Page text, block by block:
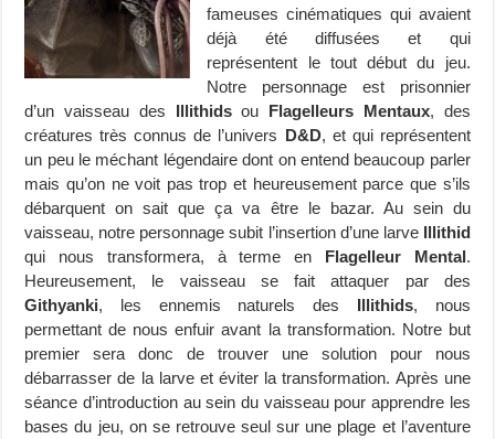
fameuses cinématiques qui avaient
déjà été diffusées et qui
représentent le tout début du jeu.
Notre personnage est prisonnier
d’un vaisseau des Illithidsou Flagelleurs Mentaux, des
créatures très connus de l’univers D&D, et qui représentent
un peu le méchant légendaire dont on entend beaucoup parler
mais qu’on ne voit pas trop et heureusement parce que s’ils
débarquent on sait que ça va être le bazar. Au sein du
vaisseau, notre personnage subit l’insertion d’une larve Illithid
qui nous transformera, à terme en Flagelleur Mental.
Heureusement, le vaisseau se fait attaquer par des
Githyanki, les ennemis naturels des Illithids, nous
permettant de nous enfuir avant la transformation. Notre but
premier sera donc de trouver une solution pour nous
débarrasser de la larve et éviter la transformation. Après une
séance d’introduction au sein du vaisseau pour apprendre les
bases du jeu, on se retrouve seul sur une plage et l’aventure